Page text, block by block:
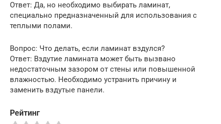
Ответ: Да, но необходимо выбирать ламинат,
специально предназначенный для использования с
теплыми полами.
Вопрос: Что делать, если ламинат вздулся?
Ответ: Вздутие ламината может быть вызвано
недостаточным зазором от стены или повышенной
влажностью. Необходимо устранить причину и
заменить вздутые панели.
Рейтинг